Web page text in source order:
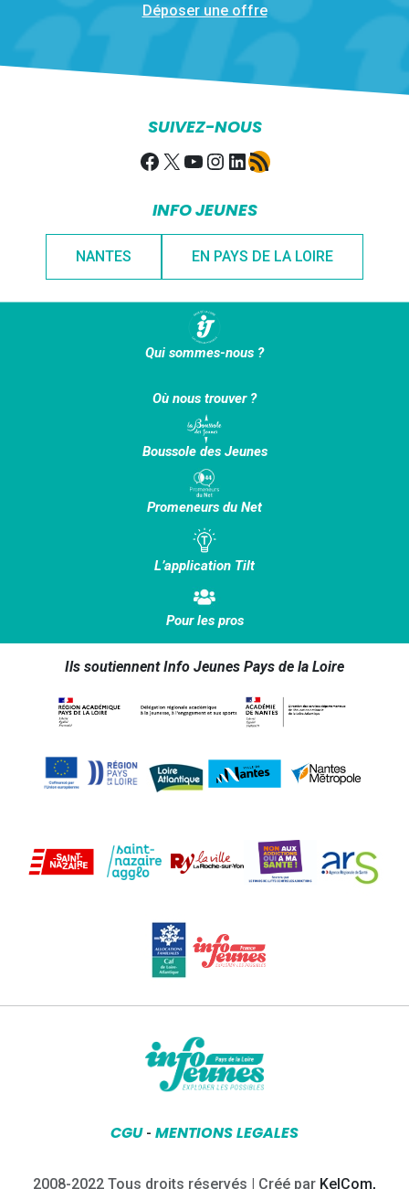
Déposer une offre
SUIVEZ-NOUS
Facebook
X YouTube
Instagram
LinkedIn
Flux RSS
INFO JEUNES
NANTES EN PAYS DE LA LOIRE
Qui sommes-nous ?
Où nous trouver ?
Boussole des Jeunes
Promeneurs du Net
L’application Tilt
Pour les pros
Ils soutiennent Info Jeunes Pays de la Loire
CGU- MENTIONS LEGALES
2008-2022 Tous droits réservés | Créé par KelCom,